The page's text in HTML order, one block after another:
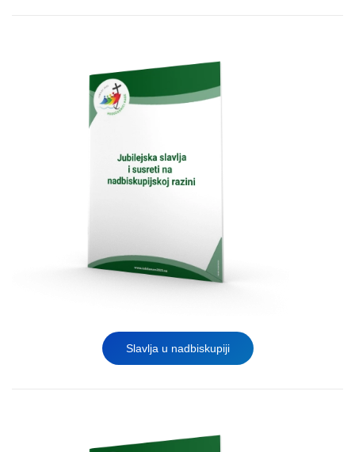
Slavlja u nadbiskupiji